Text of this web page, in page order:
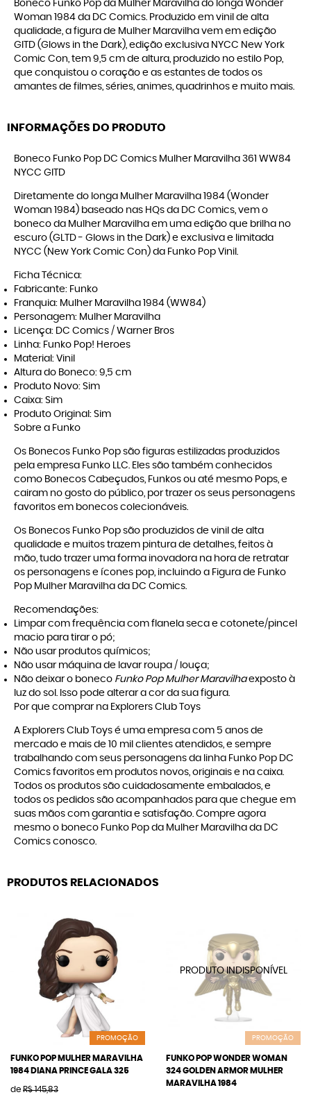
Boneco Funko Pop da Mulher Maravilha do longa Wonder
Woman 1984 da DC Comics. Produzido em vinil de alta
qualidade, a figura de Mulher Maravilha vem em edição
GITD (Glows in the Dark), edição exclusiva NYCC New York
Comic Con, tem 9,5 cm de altura, produzido no estilo Pop,
que conquistou o coração e as estantes de todos os
amantes de filmes, séries, animes, quadrinhos e muito mais.
INFORMAÇÕES DO PRODUTO
Boneco Funko Pop DC Comics Mulher Maravilha 361 WW84
NYCC GITD
Diretamente do longa Mulher Maravilha 1984 (Wonder
Woman 1984) baseado nas HQs da DC Comics, vem o
boneco da Mulher Maravilha em uma edição que brilha no
escuro (GLTD - Glows in the Dark) e exclusiva e limitada
NYCC (New York Comic Con) da Funko Pop Vinil.
Ficha Técnica:
Fabricante: Funko
Franquia: Mulher Maravilha 1984 (WW84)
Personagem: Mulher Maravilha
Licença: DC Comics / Warner Bros
Linha: Funko Pop! Heroes
Material: Vinil
Altura do Boneco: 9,5 cm
Produto Novo: Sim
Caixa: Sim
Produto Original: Sim
Sobre a Funko
Os Bonecos Funko Pop são figuras estilizadas produzidos
pela empresa Funko LLC. Eles são também conhecidos
como Bonecos Cabeçudos, Funkos ou até mesmo Pops, e
cairam no gosto do público, por trazer os seus personagens
favoritos em bonecos colecionáveis.
Os Bonecos Funko Pop são produzidos de vinil de alta
qualidade e muitos trazem pintura de detalhes, feitos à
mão, tudo trazer uma forma inovadora na hora de retratar
os personagens e ícones pop, incluindo a Figura de Funko
Pop Mulher Maravilha da DC Comics.
Recomendações:
Limpar com frequência com flanela seca e cotonete/pincel
macio para tirar o pó;
Não usar produtos químicos;
Não usar máquina de lavar roupa / louça;
Não deixar o boneco Funko Pop Mulher Maravilhaexposto à
luz do sol. Isso pode alterar a cor da sua figura.
Por que comprar na Explorers Club Toys
A Explorers Club Toys é uma empresa com 5 anos de
mercado e mais de 10 mil clientes atendidos, e sempre
trabalhando com seus personagens da linha Funko Pop DC
Comics favoritos em produtos novos, originais e na caixa.
Todos os produtos são cuidadosamente embalados, e
todos os pedidos são acompanhados para que chegue em
suas mãos com garantia e satisfação. Compre agora
mesmo o boneco Funko Pop da Mulher Maravilha da DC
Comics conosco.
PRODUTOS RELACIONADOS
PROMOÇÃO
FUNKO POP MULHER MARAVILHA
1984 DIANA PRINCE GALA 325
de R$ 145,83
PROMOÇÃO
FUNKO POP WONDER WOMAN
324 GOLDEN ARMOR MULHER
MARAVILHA 1984